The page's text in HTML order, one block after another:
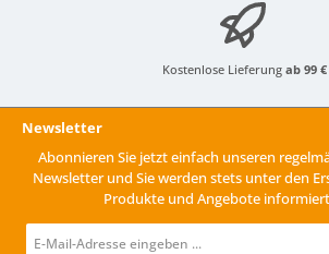
Kostenlose Lieferung ab 99 €
Newsletter
Abonnieren Sie jetzt einfach unseren
Newsletter und Sie werden stets unter den
Produkte und Angebote
Mail-